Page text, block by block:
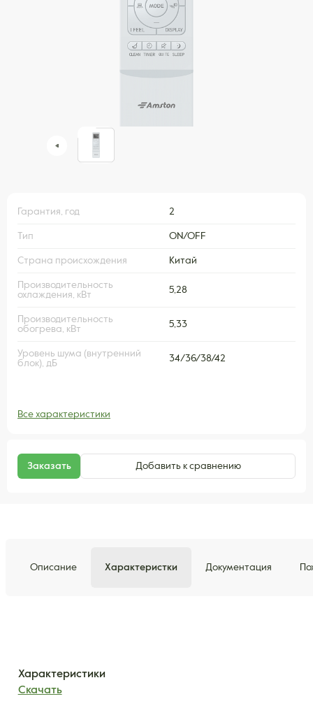
Гарантия, год 2
Тип ON/OFF
Страна происхождения Китай
Производительность
охлаждения, кВт
5,28
Производительность
обогрева, кВт
5,33
Уровень шума (внутренний
блок), дБ
34/36/38/42
Все характеристики
Заказать Добавить к сравнению
Описание Характеристки Документация
Характеристики
Скачать